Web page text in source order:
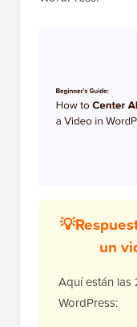
un
Aquí están las
WordPress: